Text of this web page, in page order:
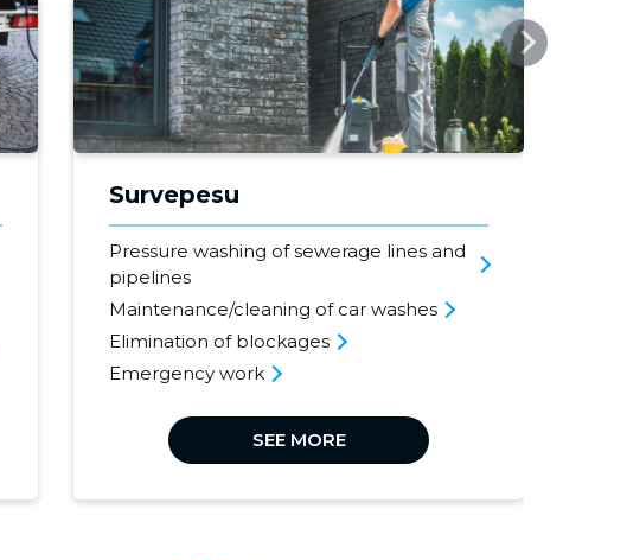
UNICLEAN.EE
Survepesu
Pressure washing of sewerage lines and
pipelines
Maintenance/cleaning of car washes
Elimination of blockages
Emergency work
SEE MORE